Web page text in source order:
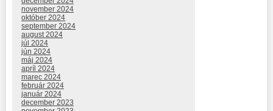
november 2024
október 2024
september 2024
august 2024
júl 2024
jún 2024
máj 2024
apríl 2024
marec 2024
február 2024
január 2024
december 2023